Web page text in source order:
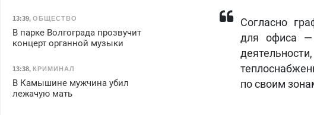
Согласно
для офиса —
по своим
13:39, ОБЩЕСТВО
В парке Волгограда прозвучит
концерт органной музыки
13:38, КРИМИНАЛ
В Камышине мужчина убил
лежачую мать